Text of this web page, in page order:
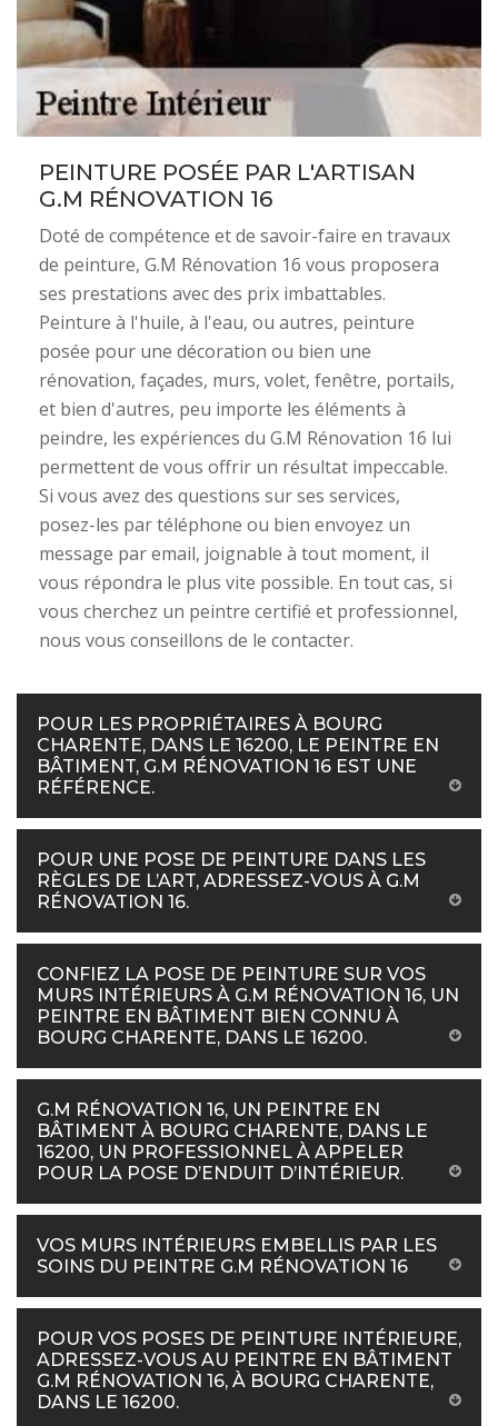
PEINTURE POSÉE PAR L'ARTISAN
G.M RÉNOVATION 16
Doté de compétence et de savoir-faire en travaux
de peinture, G.M Rénovation 16 vous proposera
ses prestations avec des prix imbattables.
Peinture à l'huile, à l'eau, ou autres, peinture
posée pour une décoration ou bien une
rénovation, façades, murs, volet, fenêtre, portails,
et bien d'autres, peu importe les éléments à
peindre, les expériences du G.M Rénovation 16 lui
permettent de vous offrir un résultat impeccable.
Si vous avez des questions sur ses services,
posez-les par téléphone ou bien envoyez un
message par email, joignable à tout moment, il
vous répondra le plus vite possible. En tout cas, si
vous cherchez un peintre certifié et professionnel,
nous vous conseillons de le contacter.
POUR LES PROPRIÉTAIRES À BOURG
CHARENTE, DANS LE 16200, LE PEINTRE EN
BÂTIMENT, G.M RÉNOVATION 16 EST UNE
RÉFÉRENCE.
POUR UNE POSE DE PEINTURE DANS LES
RÈGLES DE L’ART, ADRESSEZ-VOUS À G.M
RÉNOVATION 16.
CONFIEZ LA POSE DE PEINTURE SUR VOS
MURS INTÉRIEURS À G.M RÉNOVATION 16, UN
PEINTRE EN BÂTIMENT BIEN CONNU À
BOURG CHARENTE, DANS LE 16200.
G.M RÉNOVATION 16, UN PEINTRE EN
BÂTIMENT À BOURG CHARENTE, DANS LE
16200, UN PROFESSIONNEL À APPELER
POUR LA POSE D’ENDUIT D’INTÉRIEUR.
VOS MURS INTÉRIEURS EMBELLIS PAR LES
SOINS DU PEINTRE G.M RÉNOVATION 16
POUR VOS POSES DE PEINTURE INTÉRIEURE,
ADRESSEZ-VOUS AU PEINTRE EN BÂTIMENT
G.M RÉNOVATION 16, À BOURG CHARENTE,
DANS LE 16200.